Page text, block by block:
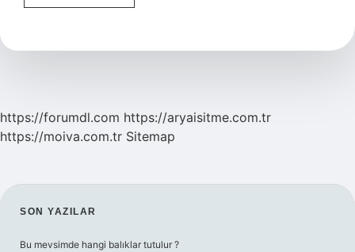
Bozukluğunun
Mı
https://forumdl.com https://aryaisitme.com.tr
https://moiva.com.tr Sitemap
SIDEBAR
SON YAZILAR
Bu mevsimde hangi balıklar tutulur ?